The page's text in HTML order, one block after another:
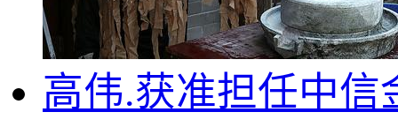
高伟.获准担任中信